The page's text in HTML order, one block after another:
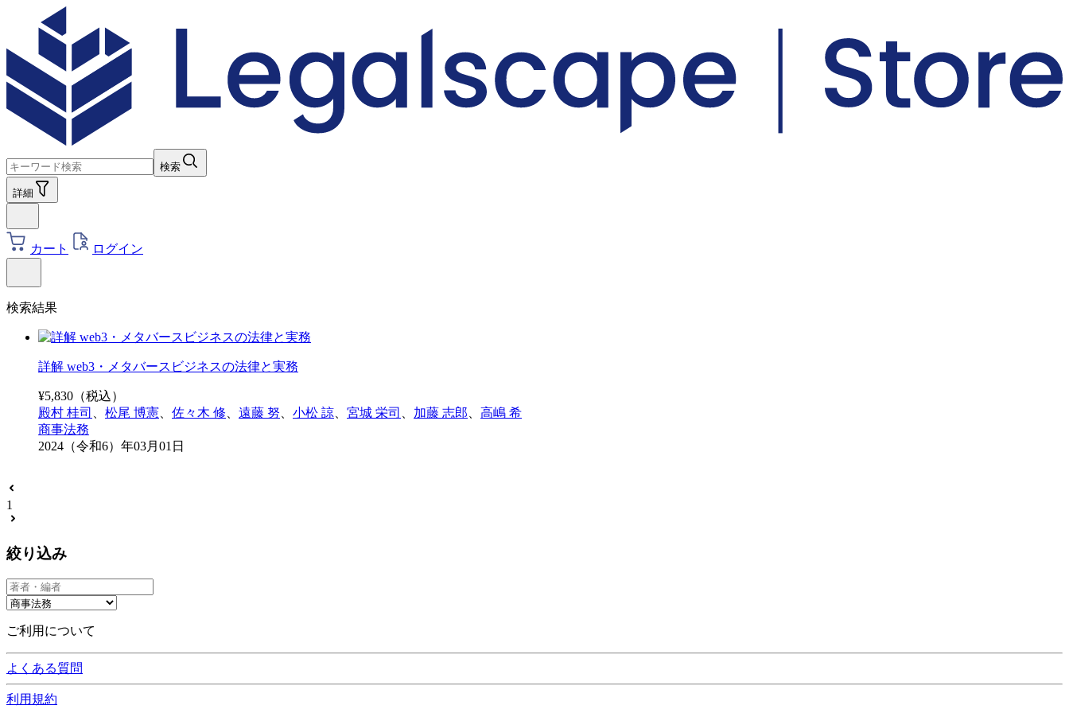
検索
詳細
カート ログイン
検索結果
詳解 web3・メタバースビジネスの法律と実務
¥5,830 （税込）
殿村 桂司
松尾 博憲 佐々木 修 遠藤 努 小松 諒 宮城 栄司 加藤 志郎
高嶋 希
商事法務
2024（令和6）年03月01日
1
絞り込み
ご利用について
よくある質問
利用規約